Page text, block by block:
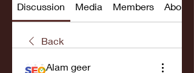
Discussion Media Members About
Back
Alam geer